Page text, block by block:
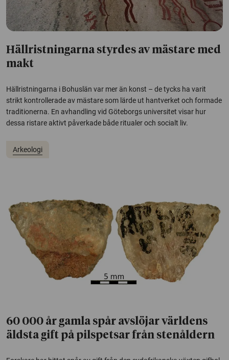
Hällristningarna styrdes av mästare med
makt
Hällristningarna i Bohuslän var mer än konst – de tycks ha varit
strikt kontrollerade av mästare som lärde ut hantverket och formade
traditionerna. En avhandling vid Göteborgs universitet visar hur
dessa ristare aktivt påverkade både ritualer och socialt liv.
Arkeologi
60 000 år gamla spår avslöjar världens
äldsta gift på pilspetsar från stenåldern